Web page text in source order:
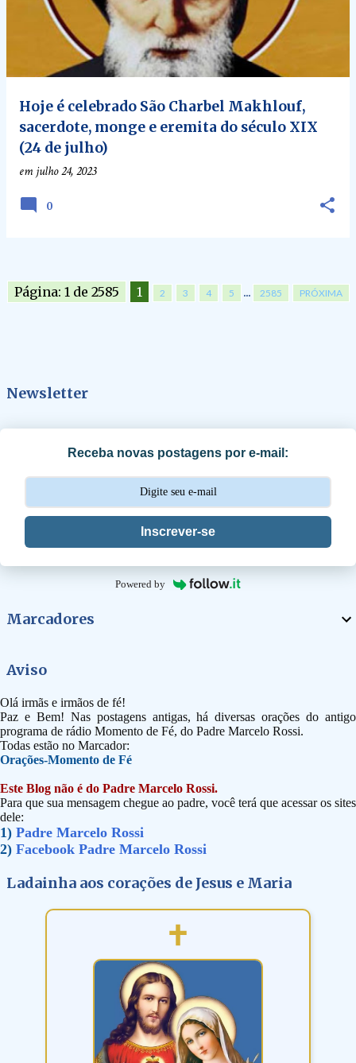
Hoje é celebrado São Charbel Makhlouf,
sacerdote, monge e eremita do século XIX
(24 de julho)
emjulho 24, 2023
0
Página: 1 de 2585 1 2 3 4 5 ... 2585 PRÓXIMA
Newsletter
Receba novas postagens por e-mail:
Inscrever-se
Powered by
Marcadores
Aviso
Olá irmãs e irmãos de fé!
Paz e Bem! Nas postagens antigas, há diversas orações do antigo
programa de rádio Momento de Fé, do Padre Marcelo Rossi.
Todas estão no Marcador:
Orações-Momento de Fé
Este Blog não é do Padre Marcelo Rossi.
Para que sua mensagem chegue ao padre, você terá que acessar os sites
dele:
1) Padre Marcelo Rossi
2) Facebook Padre Marcelo Rossi
Ladainha aos corações de Jesus e Maria